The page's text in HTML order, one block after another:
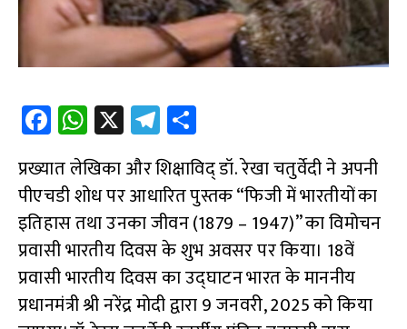
Fa
ce
b
o
o
k
W
h
at
s
A
p
p
X Te
le
gr
a
m
h
ar
e
प्रख्यात लेखिका और शिक्षाविद् डॉ. रेखा चतुर्वेदी ने अपनी
पीएचडी शोध पर आधारित पुस्तक “फिजी में भारतीयों का
इतिहास तथा उनका जीवन (1879 – 1947)” का विमोचन
प्रवासी भारतीय दिवस के शुभ अवसर पर किया। 18वें
प्रवासी भारतीय दिवस का उद्घाटन भारत के माननीय
प्रधानमंत्री श्री नरेंद्र मोदी द्वारा 9 जनवरी, 2025 को किया